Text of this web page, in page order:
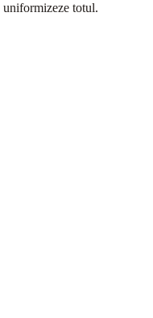
uniformizeze totul.